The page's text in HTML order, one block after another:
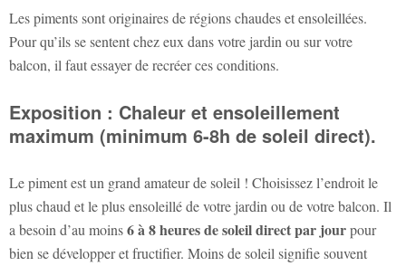
Les piments sont originaires de régions chaudes et ensoleillées.
Pour qu’ils se sentent chez eux dans votre jardin ou sur votre
balcon, il faut essayer de recréer ces conditions.
Exposition : Chaleur et ensoleillement
maximum (minimum 6-8h de soleil direct).
Le piment est un grand amateur de soleil ! Choisissez l’endroit le
plus chaud et le plus ensoleillé de votre jardin ou de votre balcon. Il
a besoin d’au moins6 à 8 heures de soleil direct par jourpour
bien se développer et fructifier. Moins de soleil signifie souvent